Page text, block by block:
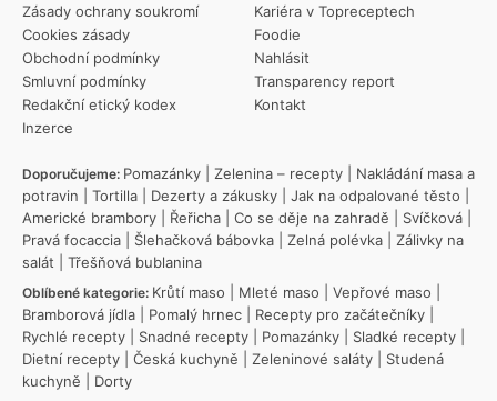
Zásady ochrany soukromí
Cookies zásady
Obchodní podmínky
Smluvní podmínky
Redakční etický kodex
Inzerce
Kariéra v Topreceptech
Foodie
Nahlásit
Transparency report
Kontakt
Doporučujeme: Pomazánky Zelenina – recepty
Nakládání masa a
potravin
Tortilla Dezerty a zákusky Jak na odpalované těsto
Americké brambory
Řeřicha Co se děje na zahradě Svíčková
Pravá focaccia
Šlehačková bábovka Zelná polévka
Zálivky na
salát
Třešňová bublanina
Oblíbené kategorie: Krůtí maso Mleté maso Vepřové maso
Bramborová jídla
Pomalý hrnec Recepty pro začátečníky
Rychlé recepty
Snadné recepty Pomazánky Sladké recepty
Dietní recepty
Česká kuchyně Zeleninové saláty
Studená
kuchyně
Dorty